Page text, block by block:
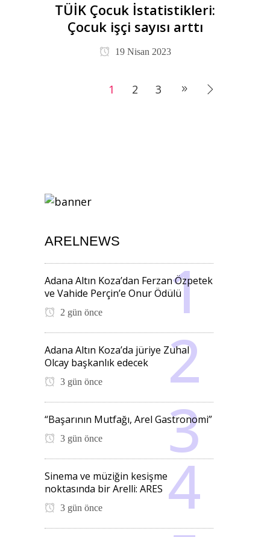
TÜİK Çocuk İstatistikleri:
Çocuk işçi sayısı arttı
19 Nisan 2023
1 2 3
ARELNEWS
Adana Altın Koza’dan Ferzan Özpetek
ve Vahide Perçin’e Onur Ödülü
2 gün önce
Adana Altın Koza’da jüriye Zuhal
Olcay başkanlık edecek
3 gün önce
“Başarının Mutfağı, Arel Gastronomi”
3 gün önce
Sinema ve müziğin kesişme
noktasında bir Arelli: ARES
3 gün önce